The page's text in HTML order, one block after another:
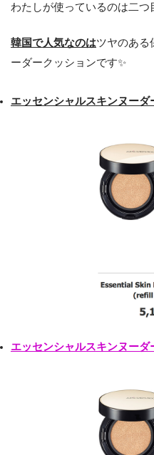
わたしが使っているのは二つ
韓国で人気なのはツヤのある
ーダークッションです✨
エッセンシャルスキンヌーダ
エッセンシャルスキンヌー